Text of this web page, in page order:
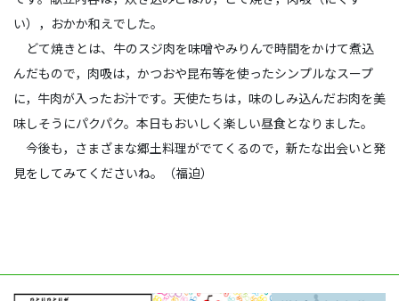
い），おかか和えでした。
どて焼きとは、牛のスジ肉を味噌やみりんで時間をかけて煮込
んだもので，肉吸は，かつおや昆布等を使ったシンプルなスープ
に，牛肉が入ったお汁です。天使たちは，味のしみ込んだお肉を美
味しそうにパクパク。本日もおいしく楽しい昼食となりました。
今後も，さまざまな郷土料理がでてくるので，新たな出会いと発
見をしてみてくださいね。（福迫）